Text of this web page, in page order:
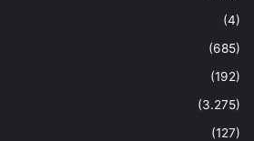
(4)
(685)
(192)
(3.275)
(127)